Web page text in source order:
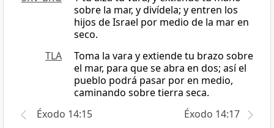
sobre la mar, y divídela; y entren los
hijos de Israel por medio de la mar en
seco.
TLA
Toma la vara y extiende tu brazo sobre
el mar, para que se abra en dos; así el
pueblo podrá pasar por en medio,
caminando sobre tierra seca.
Éxodo 14:15
Éxodo 14:17